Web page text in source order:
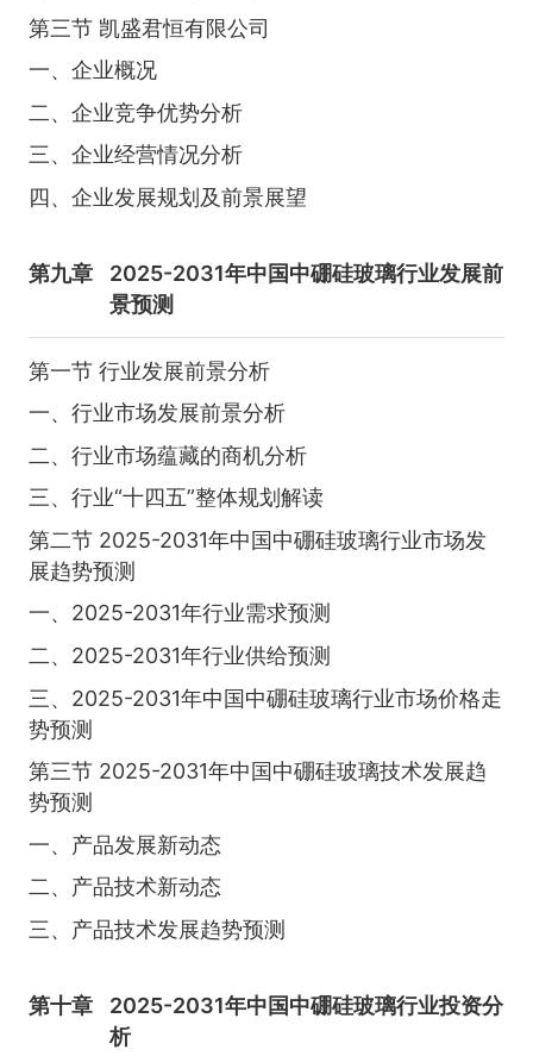
第三节 凯盛君恒有限公司
一、企业概况
二、企业竞争优势分析
三、企业经营情况分析
四、企业发展规划及前景展望
第九章
2025-2031年中国中硼硅玻璃行业发展前
景预测
第一节 行业发展前景分析
一、行业市场发展前景分析
二、行业市场蕴藏的商机分析
三、行业“十四五”整体规划解读
第二节 2025-2031年中国中硼硅玻璃行业市场发
展趋势预测
一、2025-2031年行业需求预测
二、2025-2031年行业供给预测
三、2025-2031年中国中硼硅玻璃行业市场价格走
势预测
第三节 2025-2031年中国中硼硅玻璃技术发展趋
势预测
一、产品发展新动态
二、产品技术新动态
三、产品技术发展趋势预测
第十章
2025-2031年中国中硼硅玻璃行业投资分
析